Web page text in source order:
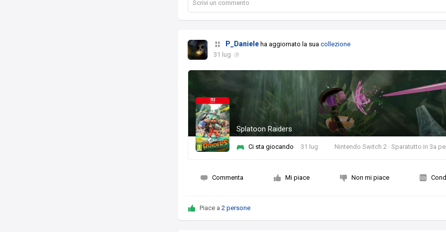
Scrivi un commento
P_Daniele ha aggiornato la suacollezione
31 lug
Splatoon Raiders
Ci sta giocando 31 lug Nintendo Switch 2 · Sparatutto in 3a
Commenta Mi piace Non mi piace
Piace a2 persone